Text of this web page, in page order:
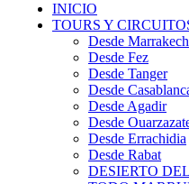
INICIO
TOURS Y
Desde Marrakech
Desde Fez
Desde Tanger
Desde
Desde Agadir
Desde
Desde Errachidia
Desde Rabat
DESIERTO